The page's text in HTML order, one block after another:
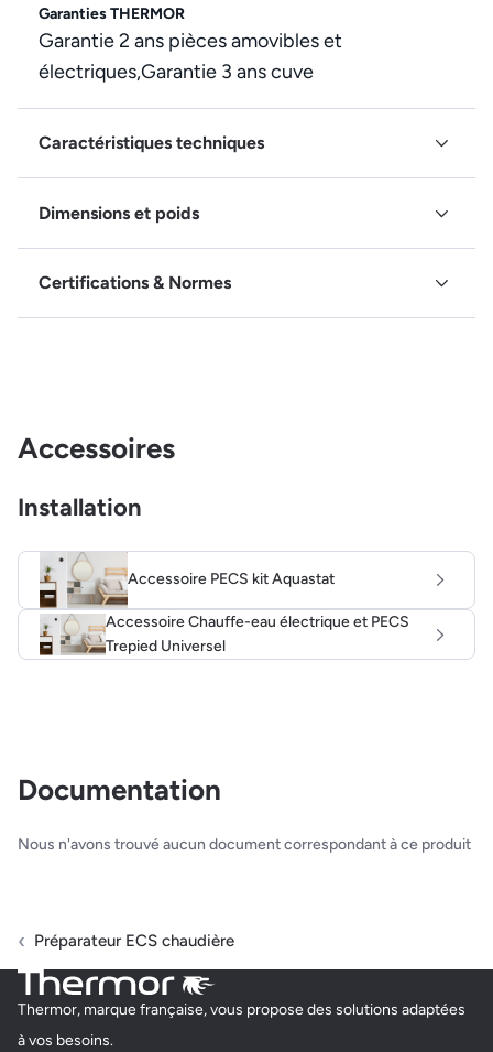
Garanties THERMOR
Garantie 2 ans pièces amovibles et
électriques,Garantie 3 ans cuve
Caractéristiques techniques
Dimensions et poids
Certifications & Normes
Accessoires
Installation
Accessoire PECS kit Aquastat
Accessoire Chauffe-eau électrique et PECS
Trepied Universel
Documentation
Nous n'avons trouvé aucun document correspondant à ce produit
Préparateur ECS chaudière
Thermor, marque française, vous propose des solutions adaptées
à vos besoins.